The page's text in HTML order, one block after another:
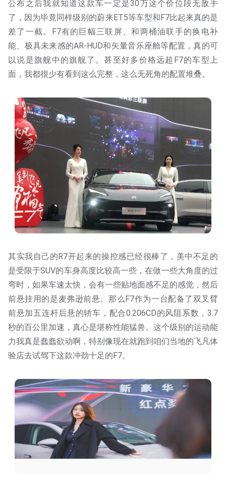
公布之后我就知道这款车一定是30万这个价位段无敌手
了，因为毕竟同样级别的蔚来ET5等车型和F7比起来真的是
差了一截。F7有的巨幅三联屏、和两桶油联手的换电补
能、极具未来感的AR-HUD和矢量音乐座舱等配置，真的可
以说是旗舰中的旗舰了。甚至好多价格远超F7的车型上
面，我都很少有看到这么完整，这么无死角的配置堆叠。
其实我自己的R7开起来的操控感已经很棒了，美中不足的
是受限于SUV的车身高度比较高一些，在做一些大角度的过
弯时，如果车速太快，会有一些贴地面感不足的感觉，然后
前悬挂用的是麦弗逊前悬。那么F7作为一台配备了双叉臂
前悬加五连杆后悬的轿车，配合0.206CD的风阻系数，3.7
秒的百公里加速，真心是堪称性能猛兽。这个级别的运动能
力我真是蠢蠢欲动啊，特别像现在就跑到咱们当地的飞凡体
验店去试驾下这款冲劲十足的F7。
最后说一下为啥要说这款车是360度无懈可击，因为在我心
中选择购入一款车的话，有几个维度是一定要看的，1尺寸
2配置3外观造型。尺寸方面F7不必多说，5米的车身长度加
上3米的轴距已经足以让同价位其他车品自愧不如了。配置